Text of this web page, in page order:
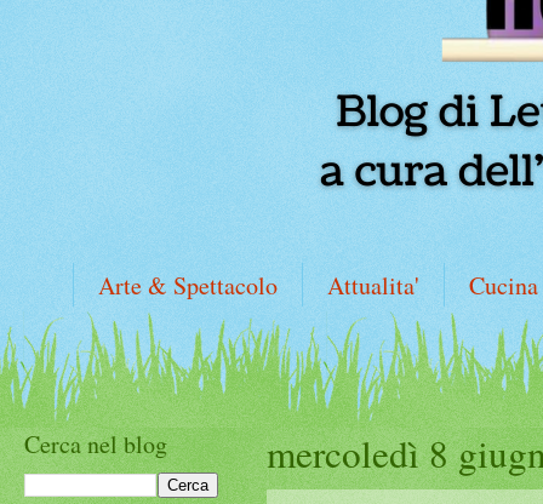
Arte & Spettacolo Attualita' Cucina
mercoledì 8
Cerca nel blog